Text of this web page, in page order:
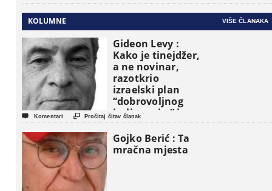
KOLUMNE VIŠE ČLANAKA
Gideon Levy :
Kako je tinejdžer,
a ne novinar,
razotkrio
izraelski plan
“dobrovoljnog
iseljavanja ” iz
Gaze
 Komentari  Pročitaj čitav članak
Gojko Berić : Ta
mračna mjesta